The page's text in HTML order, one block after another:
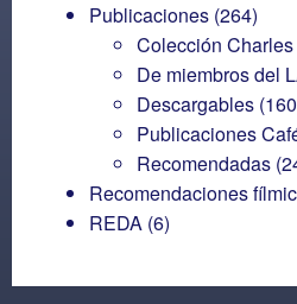
Publicaciones (264)
Colección
De miembros del
Descargables
Publicaciones
Recomendadas
Recomendaciones
REDA (6)